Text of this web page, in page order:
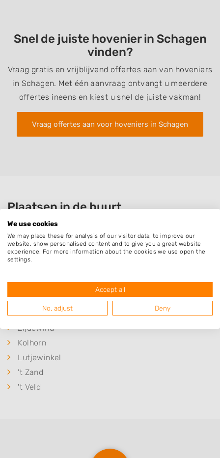
Snel de juiste hovenier in Schagen
vinden?
Vraag gratis en vrijblijvend offertes aan van hoveniers
in Schagen. Met één aanvraag ontvangt u meerdere
offertes ineens en kiest u snel de juiste vakman!
Vraag offertes aan voor hoveniers in Schagen
Plaatsen in de buurt
Haringhuizen
Barsingerhorn
Schagerbrug
Dirkshorn
Oudesluis
Sint Maartensbrug
Zijdewind
Kolhorn
Lutjewinkel
't Zand
't Veld
We use cookies
We may place these for analysis of our visitor data, to improve our
website, show personalised content and to give you a great website
experience. For more information about the cookies we use open the
settings.
Accept all
No, adjust Deny